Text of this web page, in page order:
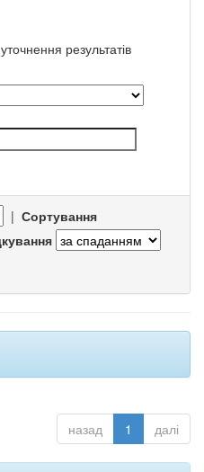
результатів
| Сортування
назад 1 далі